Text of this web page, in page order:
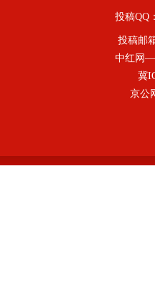
投稿QQ
投稿邮
中红网—
冀
京公